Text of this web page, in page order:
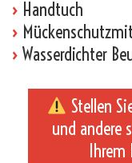
› Handtuch
›
› Wasserdichter
Stellen
und andere